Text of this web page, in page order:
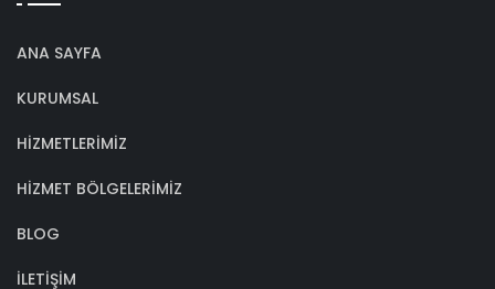
ANA SAYFA
KURUMSAL
HİZMETLERİMİZ
HİZMET BÖLGELERİMİZ
BLOG
İLETİŞİM